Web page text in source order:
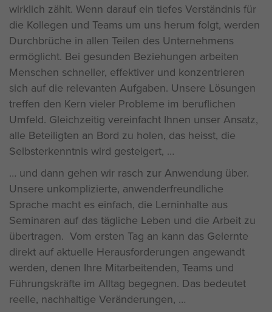
wirklich zählt. Wenn darauf ein tiefes Verständnis für
die Kollegen und Teams um uns herum folgt, werden
Durchbrüche in allen Teilen des Unternehmens
ermöglicht. Bei gesunden Beziehungen arbeiten
Menschen schneller, effektiver und konzentrieren
sich auf die relevanten Aufgaben. Unsere Lösungen
treffen den Kern vieler Probleme im beruflichen
Umfeld. Gleichzeitig vereinfacht Ihnen unser Ansatz,
alle Beteiligten an Bord zu holen, das heisst, die
Selbsterkenntnis wird gesteigert,
und dann gehen wir rasch zur Anwendung über.
Unsere unkomplizierte, anwenderfreundliche
Sprache macht es einfach, die Lerninhalte aus
Seminaren auf das tägliche Leben und die Arbeit zu
übertragen. Vom ersten Tag an kann das Gelernte
direkt auf aktuelle Herausforderungen angewandt
werden, denen Ihre Mitarbeitenden, Teams und
Führungskräfte im Alltag begegnen. Das bedeutet
reelle, nachhaltige Veränderungen,